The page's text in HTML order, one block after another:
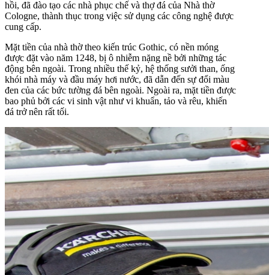
hồi, đã đào tạo các nhà phục chế và thợ đá của Nhà thờ
Cologne, thành thục trong việc sử dụng các công nghệ được
cung cấp.
Mặt tiền của nhà thờ theo kiến trúc Gothic, có nền móng
được đặt vào năm 1248, bị ô nhiễm nặng nề bởi những tác
động bên ngoài. Trong nhiều thế kỷ, hệ thống sưởi than, ống
khói nhà máy và đầu máy hơi nước, đã dẫn đến sự đổi màu
đen của các bức tường đá bên ngoài. Ngoài ra, mặt tiền được
bao phủ bởi các vi sinh vật như vi khuẩn, tảo và rêu, khiến
đá trở nên rất tối.